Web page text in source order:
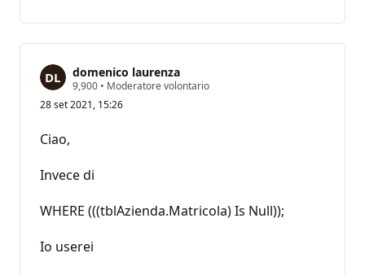
domenico laurenza
9,900 P
n
u
t
• Moderatore volontario
28 set 2021, 15:26
Ciao,
Invece di
WHERE (((tblAzienda.Matricola) Is Null));
Io userei